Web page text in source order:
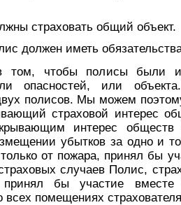
страховать общий объект.
должен иметь
том, чтобы полисы были
опасностей, или
полисов. Мы можем
страховой интерес
интерес
убытков за одно и
от пожара, принял бы
случаев Полис,
принял бы участие
всех помещениях